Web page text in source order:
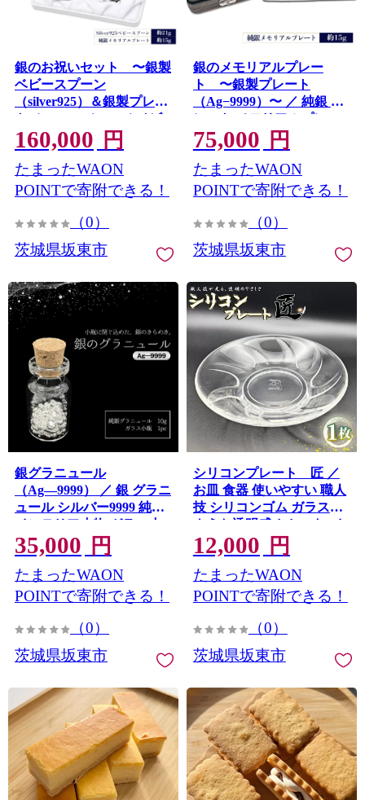
銀のお祝いセット 〜銀製
ベビースプーン
（silver925）＆銀製プレー
ト（Ag−9999）〜 ／ ベビ
ースプーン 銀製ベビース
プーン silver925 純銀プレ
ート メモリアルプレート
名入れ 出産祝い 誕生記念
念品 オーダーメイド シル
フトセット 赤ちゃん 記念
No.905
160,000 円
たまったWAON
POINTで寄附できる！
（0）
茨城県坂東市
銀のメモリアルプレー
ト 〜銀製プレート
（Ag−9999）〜 ／ 純銀 プ
レート メモリアルプレー
ト 刻印 記念品 名入れ オー
ダーメイド 銀製品 シルバ
ー9999 誕生日プレゼント
結婚記念日 還暦祝い メッ
念ギフト 高級感 インテリ
No.904
75,000 円
たまったWAON
POINTで寄附できる！
（0）
茨城県坂東市
銀グラニュール
（Ag―9999） ／ 銀 グラニ
ュール シルバー9999 純銀
インテリア小物 ガラス小
瓶 デスクインテリア 高級
感 ミニオブジェ シンプル
デザイン ギフト プレゼン
ト おしゃれ雑貨 光反射 置
県 No.903
35,000 円
たまったWAON
POINTで寄附できる！
（0）
茨城県坂東市
シリコンプレート 匠 ／
お皿 食器 使いやすい 職人
技 シリコンゴム ガラスの
ような透明感 おしゃれ イ
ンテリア 贈答品 茨城県
No.894
12,000 円
たまったWAON
POINTで寄附できる！
（0）
茨城県坂東市